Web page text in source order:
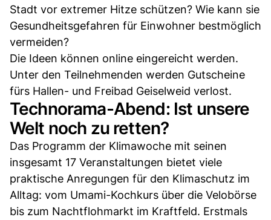
Stadt vor extremer Hitze schützen? Wie kann sie
Gesundheitsgefahren für Einwohner bestmöglich
vermeiden?
Die Ideen können online eingereicht werden.
Unter den Teilnehmenden werden Gutscheine
fürs Hallen- und Freibad Geiselweid verlost.
Technorama-Abend: Ist unsere
Welt noch zu retten?
Das Programm der Klimawoche mit seinen
insgesamt 17 Veranstaltungen bietet viele
praktische Anregungen für den Klimaschutz im
Alltag: vom Umami-Kochkurs über die Velobörse
bis zum Nachtflohmarkt im Kraftfeld. Erstmals